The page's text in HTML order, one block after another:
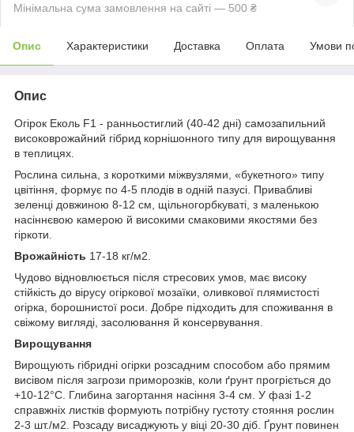
Мінімальна сума замовлення на сайті — 500 ₴
Опис Характеристики Доставка Оплата Умови
Опис
Огірок Еколь F1 - ранньостиглий (40-42 дні) самозапильний
високоврожайний гібрид корнішонного типу для вирощування
в теплицях.
Рослина сильна, з короткими міжвузлями, «букетного» типу
цвітіння, формує по 4-5 плодів в одній пазусі. Привабливі
зеленці довжиною 8-12 см, щільногорбкуваті, з маленькою
насіннєвою камерою й високими смаковими якостями без
гіркоти.
Врожайність 17-18 кг/м2
Чудово відновлюється після стресових умов, має високу
стійкість до вірусу огіркової мозаїки, оливкової плямистості
огірка, борошнистої роси. Добре підходить для споживання в
свіжому вигляді, засолювання й консервування.
Вирощування
Вирощують гібридні огірки розсадним способом або прямим
висівом після загрози приморозків, коли ґрунт прогріється до
+10-12°С. Глибина загортання насіння 3-4 см. У фазі 1-2
справжніх листків формують потрібну густоту стояння рослин
2-3 шт./м2 . Розсаду висаджують у віці 20-30 діб. Ґрунт повинен